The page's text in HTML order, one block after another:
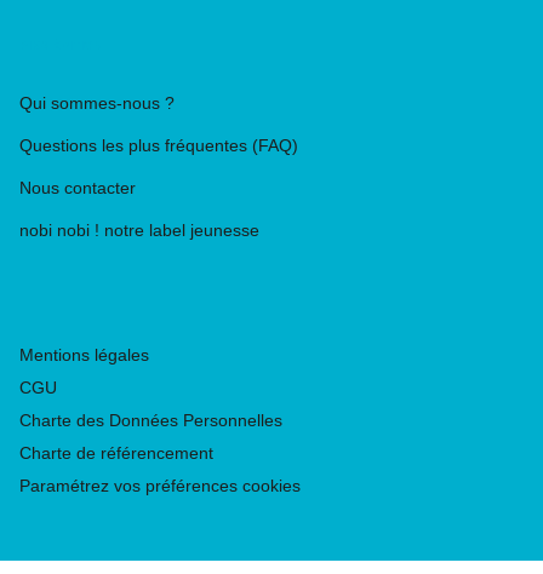
Qui sommes-nous ?
Questions les plus fréquentes (FAQ)
Nous contacter
nobi nobi ! notre label jeunesse
Mentions légales
CGU
Charte des Données Personnelles
Charte de référencement
Paramétrez vos préférences cookies